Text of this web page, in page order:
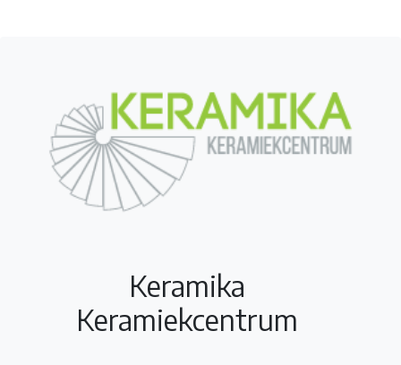
Keramika
Keramiekcentrum